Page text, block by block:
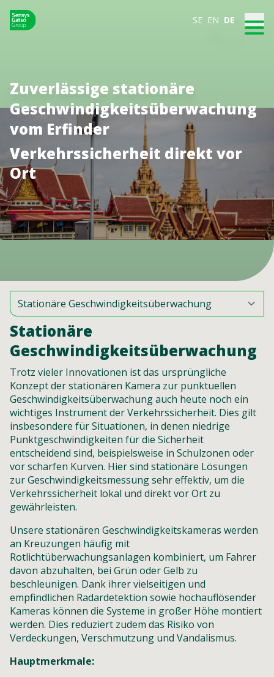
SE EN DE
Zuverlässige stationäre
Geschwindigkeitsüberwachung
vom Erfinder
Verkehrssicherheit direkt vor
Ort
Stationäre
Geschwindigkeitsüberwachung
Trotz vieler Innovationen ist das ursprüngliche
Konzept der stationären Kamera zur punktuellen
Geschwindigkeitsüberwachung auch heute noch ein
wichtiges Instrument der Verkehrssicherheit. Dies gilt
insbesondere für Situationen, in denen niedrige
Punktgeschwindigkeiten für die Sicherheit
entscheidend sind, beispielsweise in Schulzonen oder
vor scharfen Kurven. Hier sind stationäre Lösungen
zur Geschwindigkeitsmessung sehr effektiv, um die
Verkehrssicherheit lokal und direkt vor Ort zu
gewährleisten.
Unsere stationären Geschwindigkeitskameras werden
an Kreuzungen häufig mit
Rotlichtüberwachungsanlagen kombiniert, um Fahrer
davon abzuhalten, bei Grün oder Gelb zu
beschleunigen. Dank ihrer vielseitigen und
empfindlichen Radardetektion sowie hochauflösender
Kameras können die Systeme in großer Höhe montiert
werden. Dies reduziert zudem das Risiko von
Verdeckungen, Verschmutzung und Vandalismus.
Hauptmerkmale: